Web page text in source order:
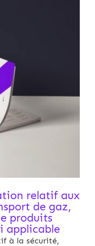
relatif aux
de gaz,
produits
applicable
à la sécurité,